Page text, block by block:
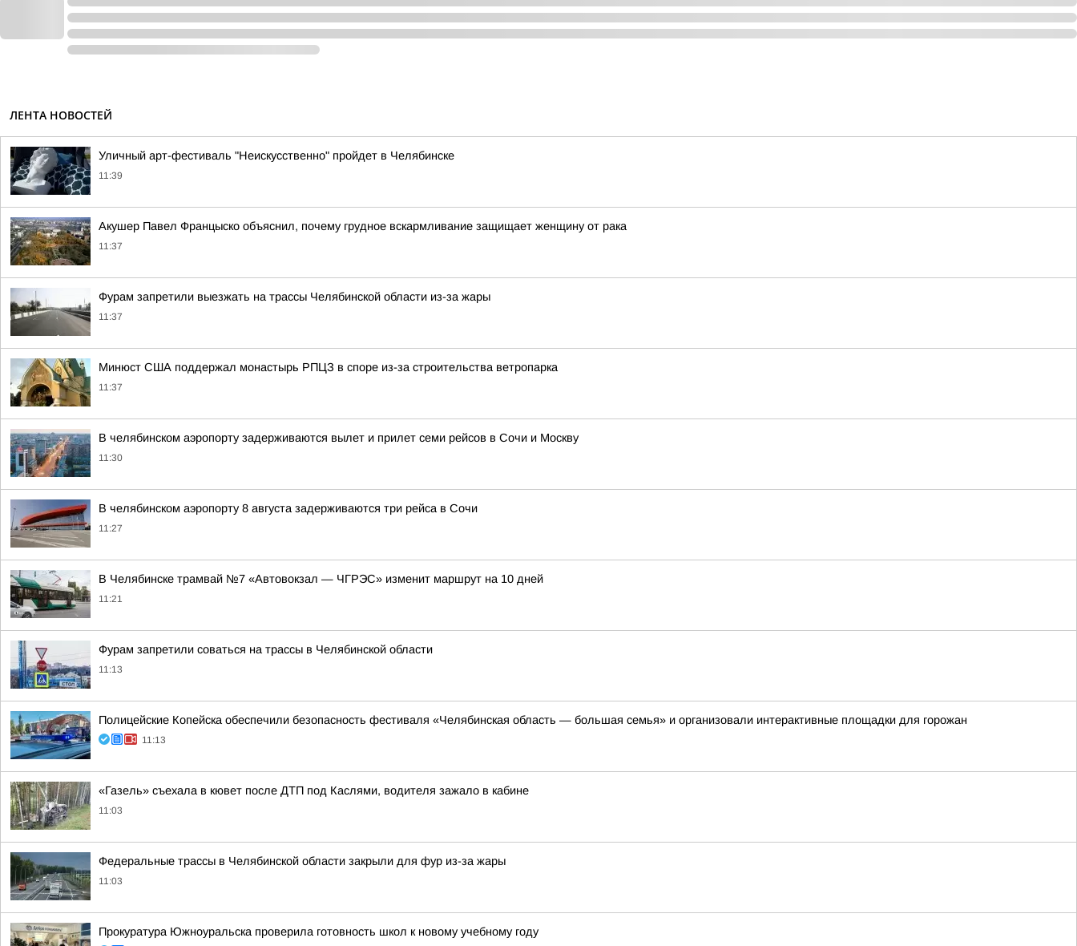
ЛЕНТА НОВОСТЕЙ
Уличный арт-фестиваль "Неискусственно" пройдет в Челябинске
11:39
Акушер Павел Францыско объяснил, почему грудное вскармливание защищает женщину от рака
11:37
Фурам запретили выезжать на трассы Челябинской области из-за жары
11:37
Минюст США поддержал монастырь РПЦЗ в споре из-за строительства ветропарка
11:37
В челябинском аэропорту задерживаются вылет и прилет семи рейсов в Сочи и Москву
11:30
В челябинском аэропорту 8 августа задерживаются три рейса в Сочи
11:27
В Челябинске трамвай №7 «Автовокзал — ЧГРЭС» изменит маршрут на 10 дней
11:21
Фурам запретили соваться на трассы в Челябинской области
11:13
Полицейские Копейска обеспечили безопасность фестиваля «Челябинская область — большая семья» и организовали интерактивные площадки для горожан
11:13
«Газель» съехала в кювет после ДТП под Каслями, водителя зажало в кабине
11:03
Федеральные трассы в Челябинской области закрыли для фур из-за жары
11:03
Прокуратура Южноуральска проверила готовность школ к новому учебному году